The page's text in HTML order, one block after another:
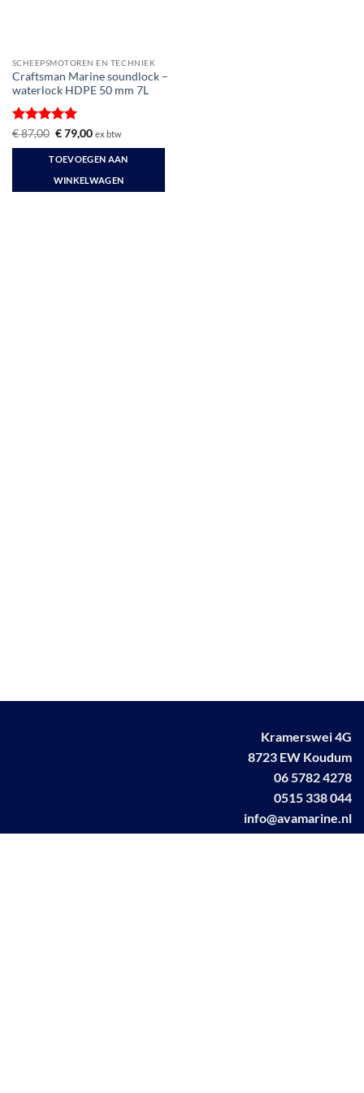
SCHEEPSMOTOREN EN TECHNIEK
Craftsman Marine soundlock –
waterlock HDPE 50 mm 7L
Gewaardeerd
5uit 5
€87,00 Oorspronkelijke
was:
€ 87,00.
€79,00Huidige
is:
€ 79,00.
ex btw
TOEVOEGEN AAN
WINKELWAGEN
Kramerswei 4G
8723 EW Koudum
06 5782 4278
0515 338 044
info@avamarine.nl